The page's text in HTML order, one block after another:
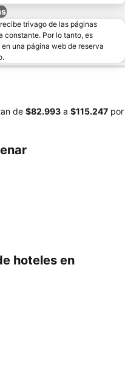
trivago de las páginas
constante. Por lo tanto, es
una página web de reserva
de ‎$82.993 a ‎$115.247 por
hoteles en